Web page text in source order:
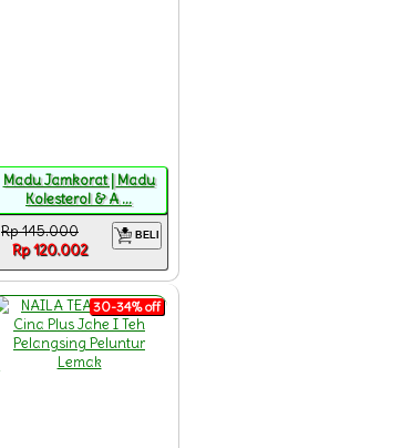
Madu Jamkorat | Madu
Kolesterol & A ...
Rp 145.000
Rp 120.002
BELI
30-34% off